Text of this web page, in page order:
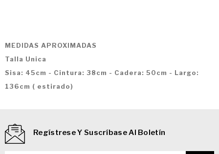
MEDIDAS APROXIMADAS
Talla Unica
Sisa: 45cm - Cintura: 38cm - Cadera: 50cm - Largo:
136cm ( estirado)
Regístrese Y Suscríbase Al Boletín